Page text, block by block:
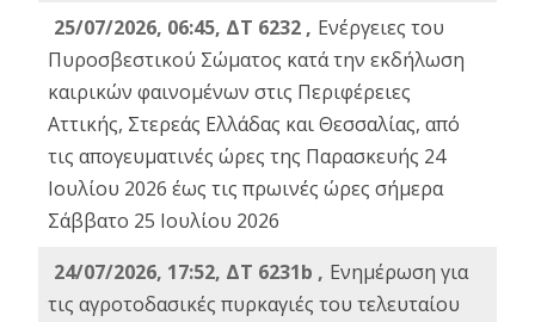
25/07/2026, 06:45, ΔΤ 6232 , Ενέργειες του
Πυροσβεστικού Σώματος κατά την εκδήλωση
καιρικών φαινομένων στις Περιφέρειες
Αττικής, Στερεάς Ελλάδας και Θεσσαλίας, από
τις απογευματινές ώρες της Παρασκευής 24
Ιουλίου 2026 έως τις πρωινές ώρες σήμερα
Σάββατο 25 Ιουλίου 2026
24/07/2026, 17:52, ΔΤ 6231b , Ενημέρωση για
τις αγροτοδασικές πυρκαγιές του τελευταίου